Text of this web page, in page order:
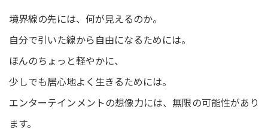
境界線の先には、何が見えるのか。
自分で引いた線から自由になるためには。
ほんのちょっと軽やかに、
少しでも居心地よく生きるためには。
エンターテインメントの想像力には、無限の可能性があり
ます。